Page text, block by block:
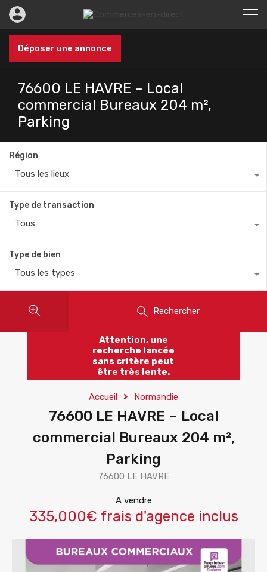
Déposer une annonce
76600 LE HAVRE – Local
commercial Bureaux 204 m²,
Parking
Région
Tous les lieux
Type de transaction
Tous
Type de bien
Tous les types
Rechercher
Attention, une
recherche lancée
sans critère peut
être très lente.
Accueil Normandie
76600 LE HAVRE – Local
commercial Bureaux 204 m²,
Parking
76600 LE HAVRE
A vendre
335,000€ frais d'agence inclus